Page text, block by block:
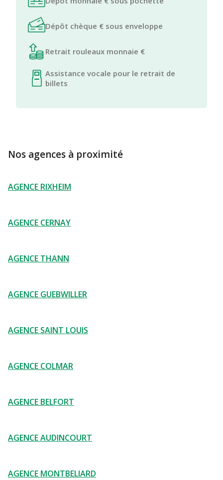
Dépôt chèque € sous enveloppe
Retrait rouleaux monnaie €
Assistance vocale pour le retrait de
billets
Nos agences à proximité
AGENCE RIXHEIM
AGENCE CERNAY
AGENCE THANN
AGENCE GUEBWILLER
AGENCE SAINT LOUIS
AGENCE COLMAR
AGENCE BELFORT
AGENCE AUDINCOURT
AGENCE MONTBELIARD